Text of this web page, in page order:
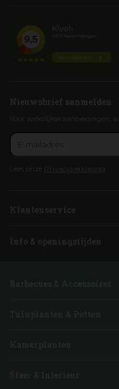
Nieuwsbrief aanmelden
Voor wekelijkse aanbiedingen,
Lees onze Privacyverklaring
Klantenservice
Info & openingstijden